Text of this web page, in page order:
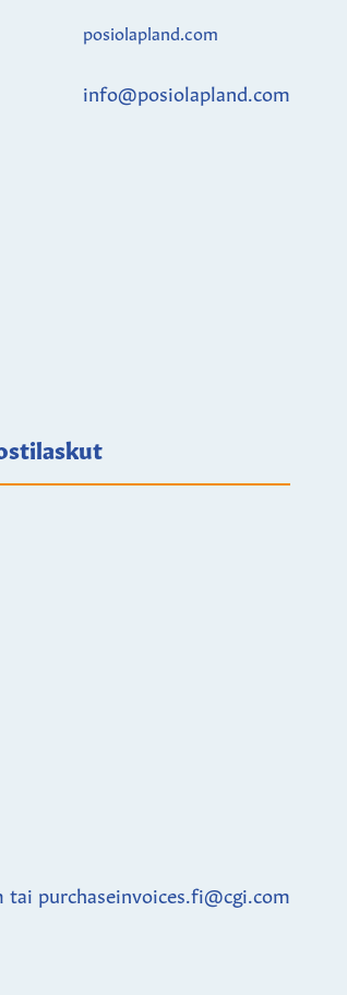
posiolapland.com
info@posiolapland.com
purchaseinvoices.fi@cgi.com